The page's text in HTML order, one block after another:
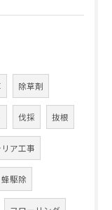
除草剤
伐採 抜根
ア工事
蜂駆除